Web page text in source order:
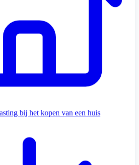
bij het kopen van een huis